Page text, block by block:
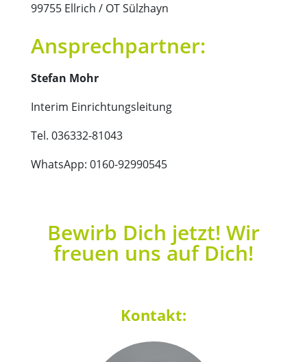
99755 Ellrich / OT Sülzhayn
Ansprechpartner:
Stefan Mohr
Interim Einrichtungsleitung
Tel. 036332-81043
WhatsApp: 0160-92990545
Bewirb Dich jetzt! Wir
freuen uns auf Dich!
Kontakt: